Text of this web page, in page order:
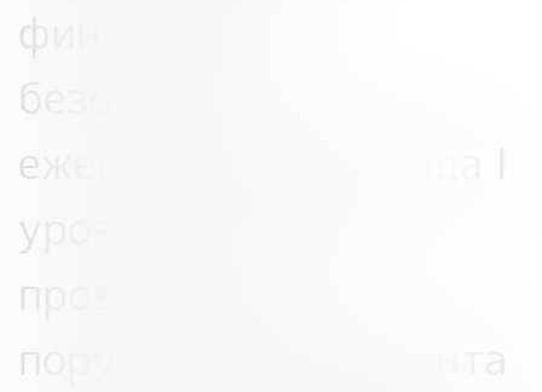
финансовой
безопасности –
ежегодная олимпиада I
уровня, которая
проводится по
поручению Президента